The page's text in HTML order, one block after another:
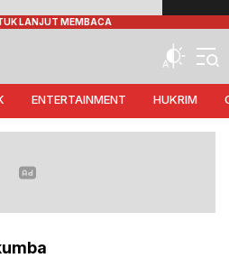
ENTERTAINMENT HUKRIM